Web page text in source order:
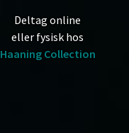
Deltag online
eller fysisk hos
Haaning Collection